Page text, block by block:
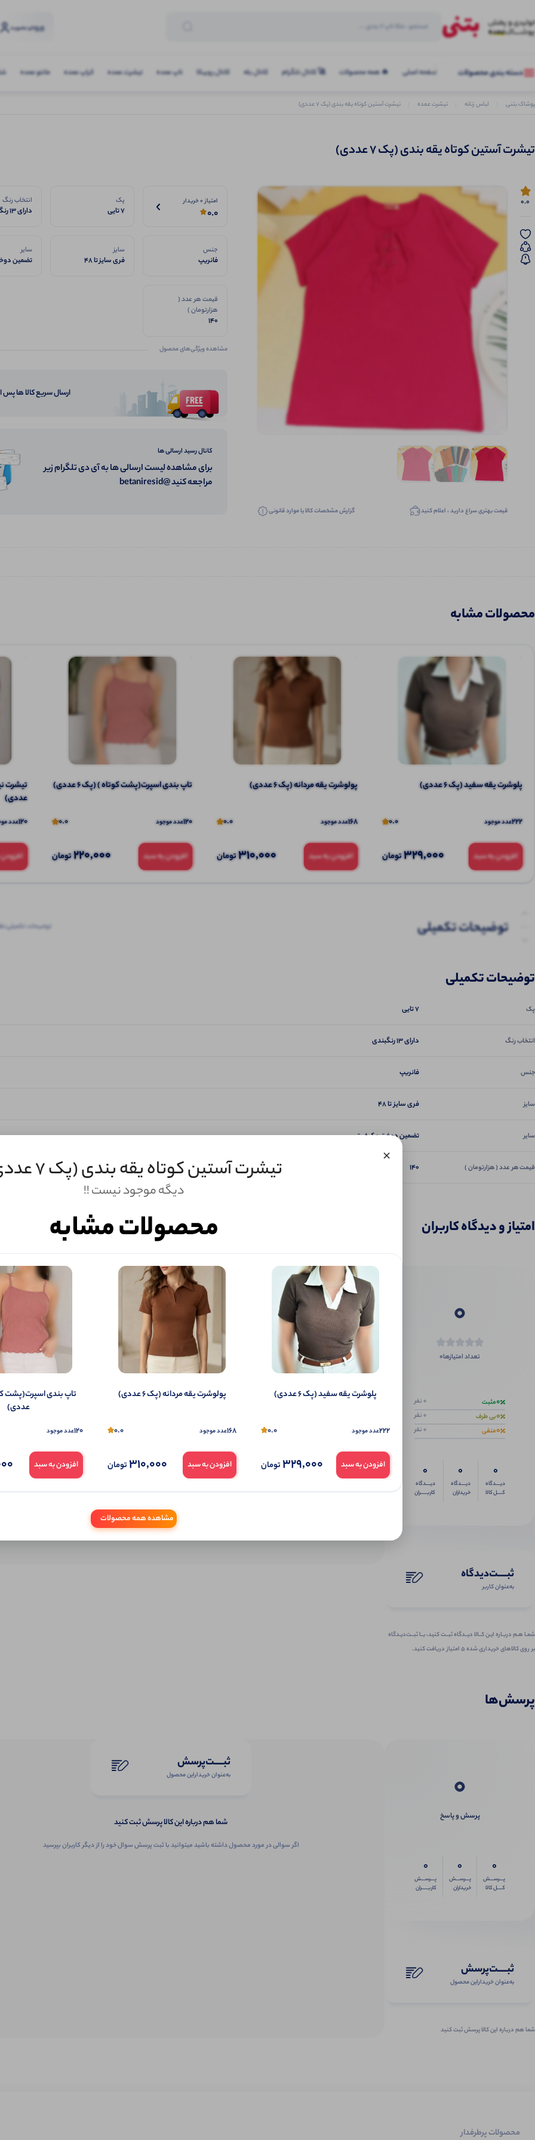
ورودو عضویت
دسته بندی محصولات صفحه اصلی 🔥 همه محصولات 🚀 کانال تلگرام کانال بله کانال روبیکا تاپ عمده تیشرت عمده کراپ عمده مانتو عمده
پوشاک بتنی لباس زنانه تیشرت عمده تیشرت آستین کوتاه یقه بندی (پک 7 عددی)
تیشرت آستین کوتاه یقه بندی (پک 7 عددی)
0.0
قیمت بهتری سراغ دارید ، اعلام کنید گزارش مشخصات کالا یا موارد قانونی
امتیاز 0 خریدار
0.0
پک
7 تایی
انتخاب رنگ
دارای 13 رنگبندی
جنس
فانریپ
سایز
فری سایز تا 48
سایر
تضمین
قیمت هر عدد (
هزارتومان )
140
مشاهده ویژگی‌های محصول
ارسال سریع کالا ها
کانال رسید ارسالی ها
برای مشاهده لیست ارسالی ها به آی دی تلگرام زیر
مراجعه کنید @betaniresid
محصولات مشابه
پلوشرت یقه سفید (پک 6 عددی)
222عدد موجود 0.0
افزودن به سبد 329,000تومان
پولوشرت یقه مردانه (پک 6 عددی)
168عدد موجود 0.0
افزودن به سبد 310,000تومان
تاپ بندی اسپرت(پشت کوتاه ) (پک 6 عددی)
120عدد موجود 0.0
افزودن به سبد 220,000تومان
عددی)
120عدد
توضیحات تکمیلی
توضیحات تکمیلی
توضیحات تکمیلی
پک 7 تایی
انتخاب رنگ دارای 13 رنگبندی
جنس فانریپ
سایز فری سایز تا 48
سایر تضمین دوخت و کیفیت
قیمت هر عدد ( هزارتومان ) 140
امتیاز و دیدگاه کاربران
0
تعداد امتیازها0
0مثبت 0 نفر
0بی طرف 0 نفر
0منفی 0 نفر
0
دیــــدگاه
کــــل کالا
0
دیــــدگاه
خریداران
0
دیــــدگاه
کاربـــــران
ثبـــــت‌دیدگاه
به‌عنوان کاربر
شمـا هـم دربـاره ایـن کــالا دیــدگاه ثبــت کنید، بــا ثبــت‌دیـدگاه
بر روی کالاهای خریداری شده ۵ امتیاز دریافت کنید.
ثبـــــت‌دیدگاه
به‌عنوان کاربر
شما هم می‌توانید در مورد این کالا نظر دهید.
تمایل می‌توانید به صورت ناشناس نیز دیدگاه خود را ثبت کنید.
پرسش‌ها
0
پرسش و پاسخ
0
پـــرســـش
کــــل کالا
0
پـــرســـش
خریداران
0
پـــرســـش
کاربـــــران
ثبـــــت‌پرسش
به‌عنوان ‌خریدار‌این‌ محصول
شما هم درباره این کالا پرسش ثبت کنید
ثبـــــت‌پرسش
به‌عنوان ‌خریدار‌این‌ محصول
شما هم درباره این کالا پرسش ثبت کنید
اگر سوالی در مورد محصول داشته باشید میتوانید با ثبت پرسش سوال خود را از دیگر کاربران بپرسید
محصولات پرطرفدار
× تیشرت آستین کوتاه یقه بندی (پک 7 عددی)
دیگه موجود نیست !!
محصولات مشابه
پلوشرت یقه سفید (پک 6 عددی)
222عدد موجود 0.0
افزودن به سبد 329,000تومان
پولوشرت یقه مردانه (پک 6 عددی)
168عدد موجود 0.0
افزودن به سبد 310,000تومان
عددی)
120عدد موجود
افزودن به سبد
مشاهده همه محصولات